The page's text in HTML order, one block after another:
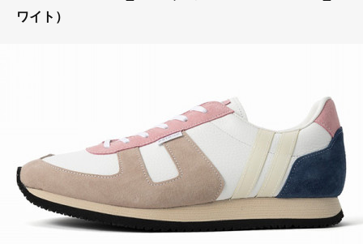
ワイト）